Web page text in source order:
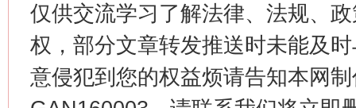
仅供交流学习了解法律、法规、
权，部分文章转发推送时未能及
意侵犯到您的权益烦请告知本网
在谋一域中谋全局
今